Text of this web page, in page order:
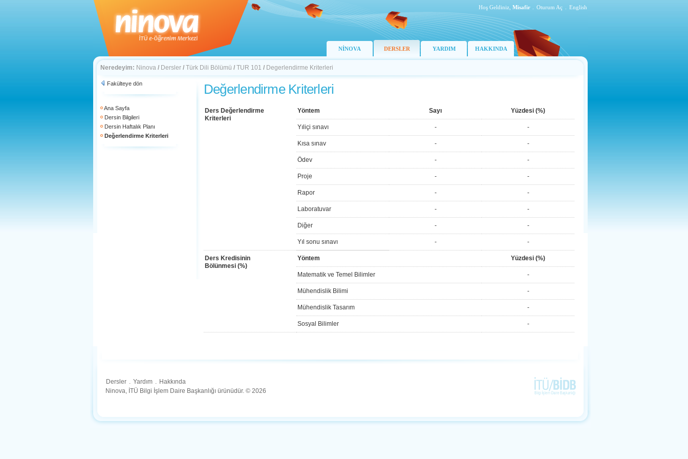
Hoş Geldiniz, Misafir Oturum Aç English
NİNOVA DERSLER YARDIM HAKKINDA
Neredeyim: Ninova / Dersler / Türk Dili Bölümü / TUR 101 / Degerlendirme Kriterleri
Fakülteye dön
Ana Sayfa
Dersin Bilgileri
Dersin Haftalık Planı
Değerlendirme Kriterleri
Değerlendirme Kriterleri
Ders Değerlendirme
Kriterleri
Yöntem Sayı Yüzdesi (%)
Yıliçi sınavı - -
Kısa sınav - -
Ödev - -
Proje - -
Rapor - -
Laboratuvar - -
Diğer - -
Yıl sonu sınavı - -
Ders Kredisinin
Bölünmesi (%)
Yöntem Yüzdesi (%)
Matematik ve Temel Bilimler -
Mühendislik Bilimi -
Mühendislik Tasarım -
Sosyal Bilimler -
Dersler . Yardım . Hakkında
Ninova, İTÜ Bilgi İşlem Daire Başkanlığı ürünüdür. © 2026